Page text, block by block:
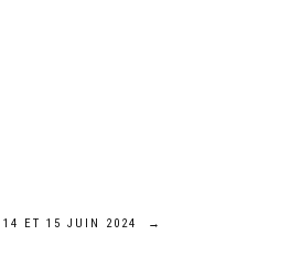
14 ET 15 JUIN 2024 →